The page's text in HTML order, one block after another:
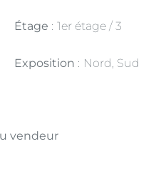
Étage 1er étage / 3
Exposition Nord, Sud
vendeur